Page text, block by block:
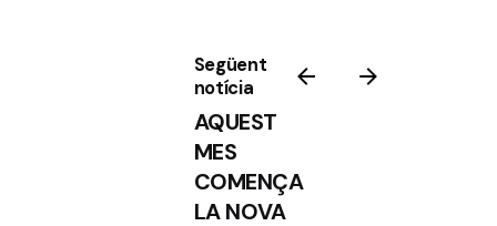
Següent
notícia
AQUEST
MES
COMENÇA
LA NOVA